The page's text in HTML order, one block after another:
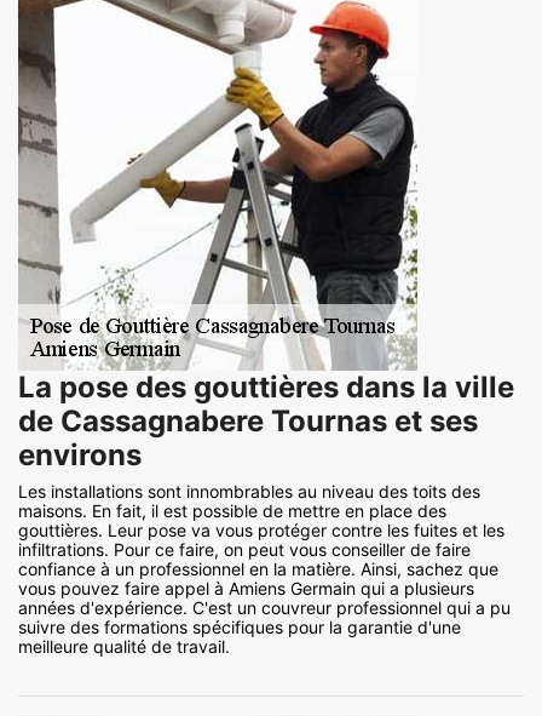
La pose des gouttières dans la ville
de Cassagnabere Tournas et ses
environs
Les installations sont innombrables au niveau des toits des
maisons. En fait, il est possible de mettre en place des
gouttières. Leur pose va vous protéger contre les fuites et les
infiltrations. Pour ce faire, on peut vous conseiller de faire
confiance à un professionnel en la matière. Ainsi, sachez que
vous pouvez faire appel à Amiens Germain qui a plusieurs
années d'expérience. C'est un couvreur professionnel qui a pu
suivre des formations spécifiques pour la garantie d'une
meilleure qualité de travail.